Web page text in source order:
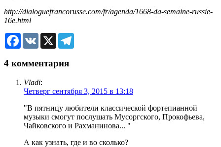
http://dialoguefrancorusse.com/fr/agenda/1668-da-semaine-russie-
16e.html
Facebook
VK X
4 комментария
Vladi:
Четверг сентября 3, 2015 в 13:18
"В пятницу любители классической фортепианной
музыки смогут послушать Мусоргского, Прокофьева,
Чайковского и Рахманинова... "
А как узнать, где и во сколько?